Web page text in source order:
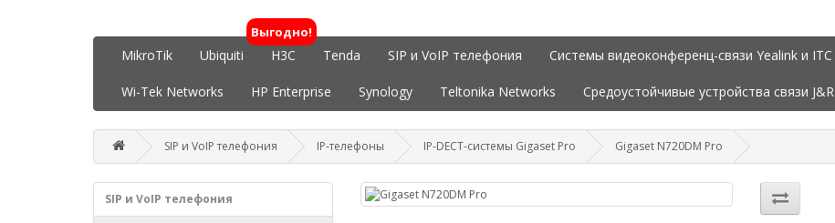
MikroTik Ubiquiti
Выгодно!
H3C Tenda SIP и VoIP телефония Системы видеоконференц-связи Yealink и ITC
Wi-Tek Networks HP Enterprise Synology Teltonika Networks Средоустойчивые устройства связи J&R
SIP и VoIP телефония IP-телефоны IP-DECT-системы Gigaset Pro Gigaset N720DM Pro
SIP и VoIP телефония